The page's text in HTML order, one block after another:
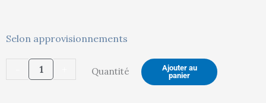
Selon approvisionnements
quantité
Quantité
Ajouter au
panier